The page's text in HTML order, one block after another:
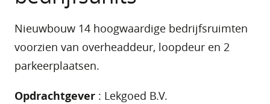
Nieuwbouw 14 hoogwaardige bedrijfsruimten
voorzien van overheaddeur, loopdeur en 2
parkeerplaatsen.
Opdrachtgever : Lekgoed B.V.